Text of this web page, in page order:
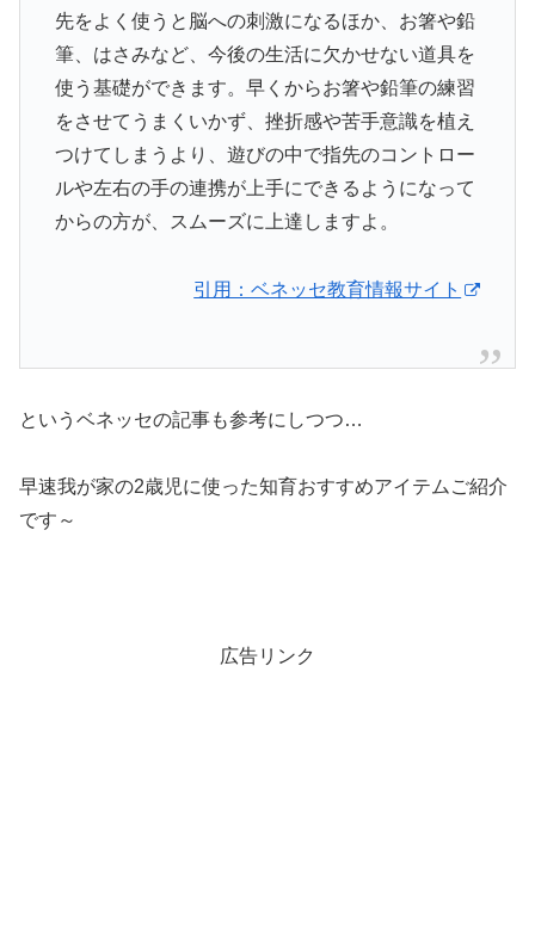
先をよく使うと脳への刺激になるほか、お箸や鉛
筆、はさみなど、今後の生活に欠かせない道具を
使う基礎ができます。早くからお箸や鉛筆の練習
をさせてうまくいかず、挫折感や苦手意識を植え
つけてしまうより、遊びの中で指先のコントロー
ルや左右の手の連携が上手にできるようになって
からの方が、スムーズに上達しますよ。
引用：ベネッセ教育情報サイト
というベネッセの記事も参考にしつつ…
早速我が家の2歳児に使った知育おすすめアイテムご紹介
です～
広告リンク